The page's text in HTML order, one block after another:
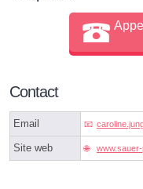
Contact
Email
Site web